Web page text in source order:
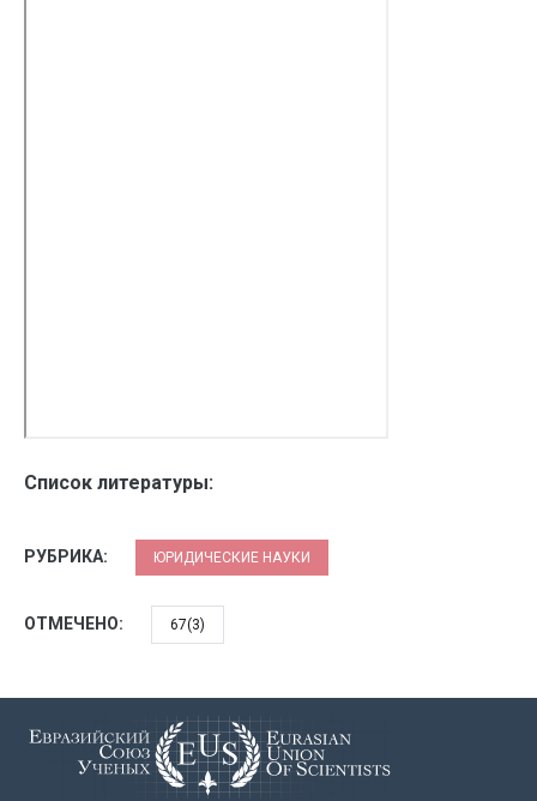
Список литературы:
РУБРИКА: ЮРИДИЧЕСКИЕ НАУКИ
ОТМЕЧЕНО: 67(3)